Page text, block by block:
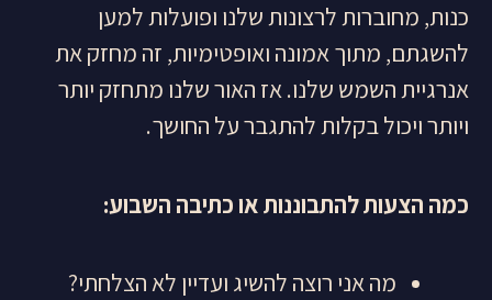
כנות, מחוברות לרצונות שלנו ופועלות למען
להשגתם, מתוך אמונה ואופטימיות, זה מחזק את
אנרגיית השמש שלנו. אז האור שלנו מתחזק יותר
ויותר ויכול בקלות להתגבר על החושך.
כמה הצעות להתבוננות או כתיבה השבוע:
מה אני רוצה להשיג ועדיין לא הצלחתי?